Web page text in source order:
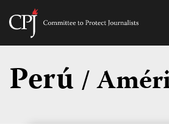
Skip
content
Committee
Perú/